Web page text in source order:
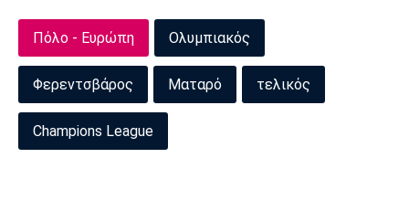
Πόλο - Ευρώπη Ολυμπιακός
Φερεντσβάρος Ματαρό τελικός
Champions League